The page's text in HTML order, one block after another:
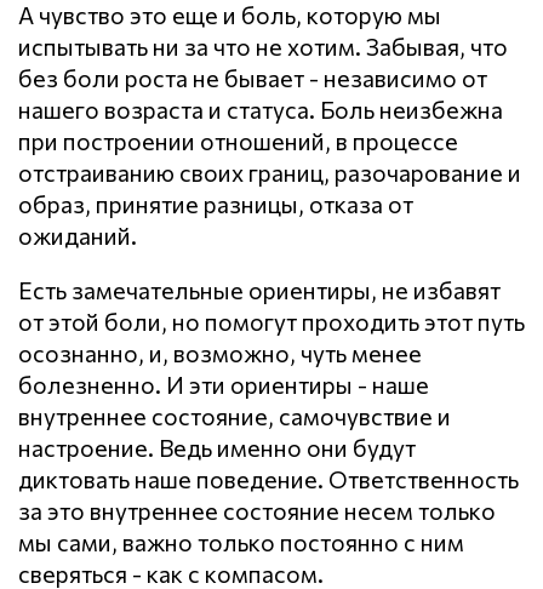
А чувство это еще и боль, которую мы
испытывать ни за что не хотим. Забывая, что
без боли роста не бывает - независимо от
нашего возраста и статуса. Боль неизбежна
при построении отношений, в процессе
отстраиванию своих границ, разочарование и
образ, принятие разницы, отказа от
ожиданий.
Есть замечательные ориентиры, не избавят
от этой боли, но помогут проходить этот путь
осознанно, и, возможно, чуть менее
болезненно. И эти ориентиры - наше
внутреннее состояние, самочувствие и
настроение. Ведь именно они будут
диктовать наше поведение. Ответственность
за это внутреннее состояние несем только
мы сами, важно только постоянно с ним
сверяться - как с компасом.